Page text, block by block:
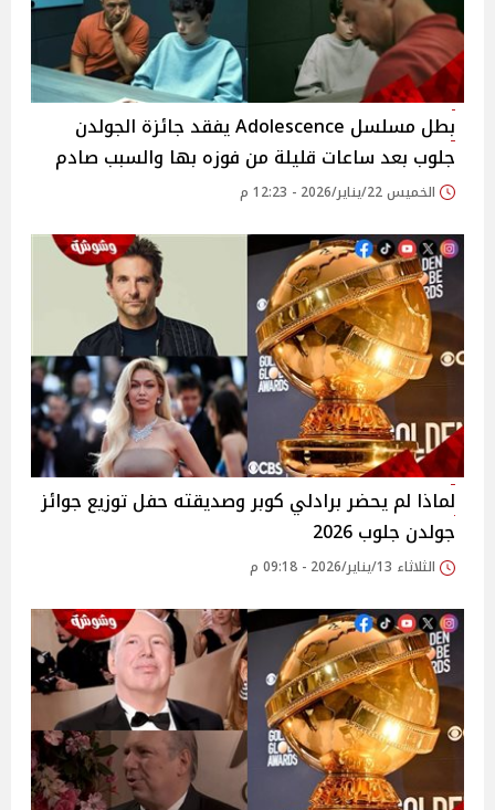
بطل مسلسل Adolescence يفقد جائزة الجولدن
جلوب بعد ساعات قليلة من فوزه بها والسبب صادم
الخميس 22/يناير/2026 - 12:23 م
لماذا لم يحضر برادلي كوبر وصديقته حفل توزيع جوائز
جولدن جلوب 2026
الثلاثاء 13/يناير/2026 - 09:18 م